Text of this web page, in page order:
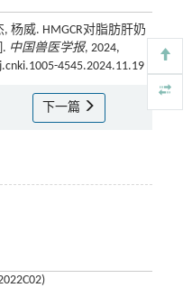
杨威. HMGCR对脂肪肝奶
中国兽医学报, 2024,
4545.2024.11.19
下一篇